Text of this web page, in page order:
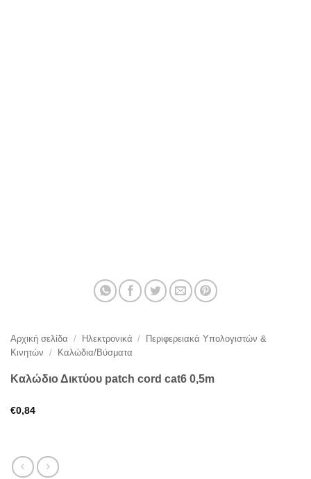
Αρχική σελίδα / Ηλεκτρονικά /
Περιφερειακά Υπολογιστών &
Κινητών / Καλώδια/Βύσματα
Καλώδιο Δικτύου patch cord cat6 0,5m
€0,84